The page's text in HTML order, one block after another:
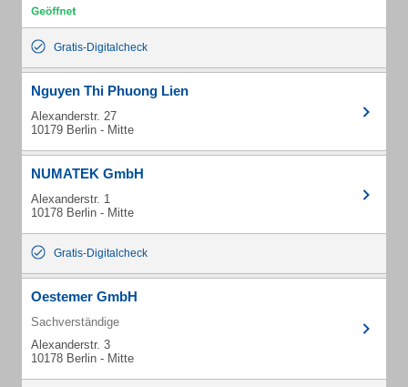
Gratis-Digitalcheck
Nguyen Thi Phuong Lien
Alexanderstr. 27
10179 Berlin - Mitte
NUMATEK GmbH
Alexanderstr. 1
10178 Berlin - Mitte
Gratis-Digitalcheck
Oestemer GmbH
Sachverständige
Alexanderstr. 3
10178 Berlin - Mitte